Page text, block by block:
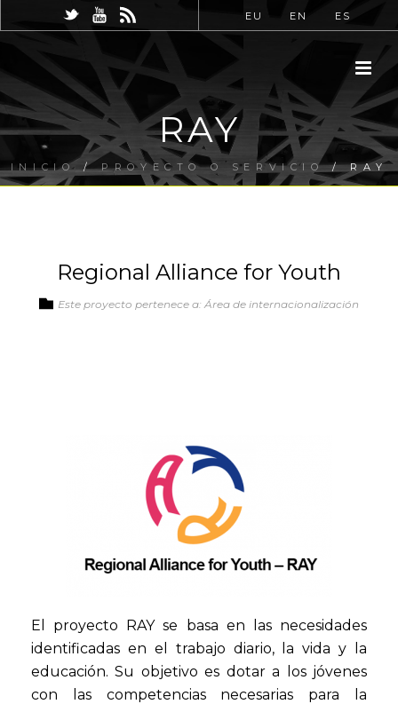
EU EN ES
RAY
INICIO /PROYECTO O SERVICIO/ RAY
Regional Alliance for Youth
Este proyecto pertenece a: Área de internacionalización
El proyecto RAY se basa en las necesidades
identificadas en el trabajo diario, la vida y la
educación. Su objetivo es dotar a los jóvenes
con las competencias necesarias para la